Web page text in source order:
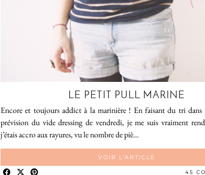
LE PETIT PULL MARINE
Encore et toujours addict à la marinière ! En faisant du tri dans
prévision du vide dressing de vendredi, je me suis vraiment
j’étais accro aux rayures, vu le nombre de piè…
VOIR L’ARTICLE
45